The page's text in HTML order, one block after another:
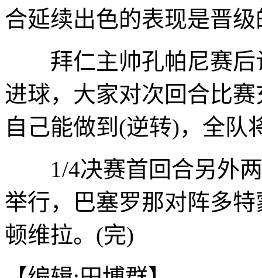
合延续出色的表现是晋
拜仁主帅孔帕尼赛后
进球，大家对次回合比
自己能做到(逆转)，全队
1/4决赛首回合另外两
举行，巴塞罗那对阵多
顿维拉。(完)